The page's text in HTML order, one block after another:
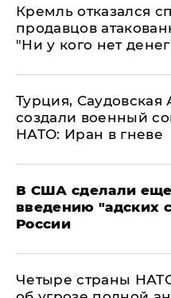
Кремль отказался
продавцов
"Ни у кого нет
Турция, Саудовская
создали военный
НАТО: Иран в гневе
В США сделали
введению "адских
России
Четыре страны